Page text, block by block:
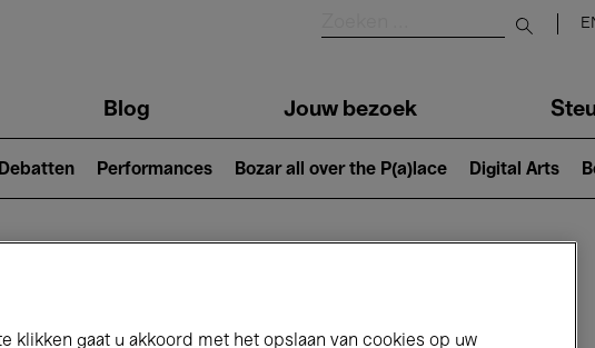
Submit
Blog Jouw bezoek
Performances Bozar all over the P(a)lace Digital Arts
klikken gaat u akkoord met het opslaan van cookies op uw